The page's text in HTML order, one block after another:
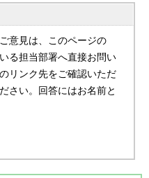
意見は、このページの
る担当部署へ直接お問い
リンク先をご確認いただ
さい。回答にはお名前と